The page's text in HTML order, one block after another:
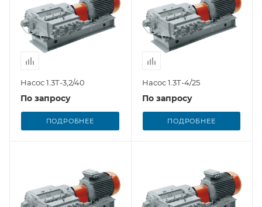
Насос 1.3Т-3,2/40
По запросу
ПОДРОБНЕЕ
Насос 1.3Т-4/25
По запросу
ПОДРОБНЕЕ